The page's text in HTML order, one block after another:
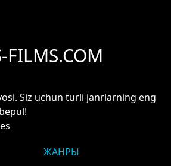
FILMS.COM
Siz uchun turli janrlarning eng
ЖАНРЫ